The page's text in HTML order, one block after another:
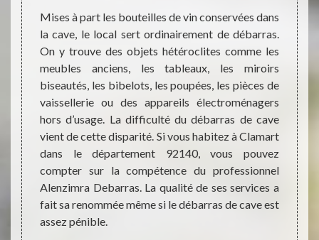
de
si
et
Une
le
de
ou
Mises à part les bouteilles de vin conservées dans
la cave, le local sert ordinairement de débarras.
On y trouve des objets hétéroclites comme les
meubles anciens, les tableaux, les miroirs
biseautés, les bibelots, les poupées, les pièces de
vaissellerie ou des appareils électroménagers
hors d’usage. La difficulté du débarras de cave
vient de cette disparité. Si vous habitez à Clamart
dans le département 92140, vous pouvez
compter sur la compétence du professionnel
Alenzimra Debarras. La qualité de ses services a
fait sa renommée même si le débarras de cave est
assez pénible.
A la
est
les